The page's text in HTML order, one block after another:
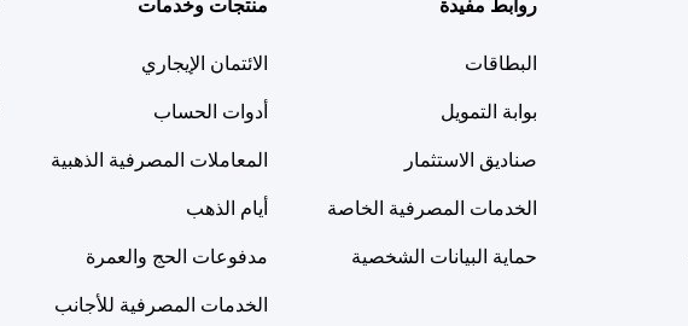
البطاقات
بوابة التمويل
صناديق الاستثمار
الخدمات المصرفية الخاصة
حماية البيانات الشخصية
الائتمان الإيجاري
أدوات الحساب
المعاملات المصرفية الذهبية
أيام الذهب
مدفوعات الحج والعمرة
الخدمات المصرفية للأجانب